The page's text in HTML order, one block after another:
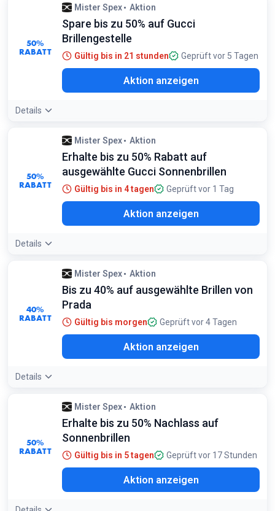
50%
RABATT
Mister Spex Aktion
Spare bis zu 50% auf Gucci
Brillengestelle
Gültig bis in 21 stunden Geprüft vor 5 Tagen
Aktion anzeigen
Details
50%
RABATT
Mister Spex Aktion
Erhalte bis zu 50% Rabatt auf
ausgewählte Gucci Sonnenbrillen
Gültig bis in 4 tagen Geprüft vor 1 Tag
Aktion anzeigen
Details
40%
RABATT
Mister Spex Aktion
Bis zu 40% auf ausgewählte Brillen von
Prada
Gültig bis morgen Geprüft vor 4 Tagen
Aktion anzeigen
Details
50%
RABATT
Mister Spex Aktion
Erhalte bis zu 50% Nachlass auf
Sonnenbrillen
Gültig bis in 5 tagen Geprüft vor 17 Stunden
Aktion anzeigen